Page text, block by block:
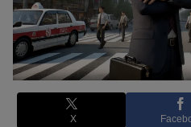
X